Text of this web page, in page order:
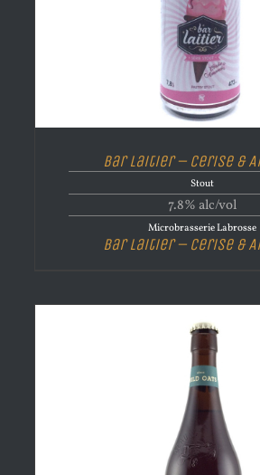
Bar Laitier – Cerise &
Stout
7.8% alc/vol
Microbrasserie Labrosse
Bar Laitier – Cerise &